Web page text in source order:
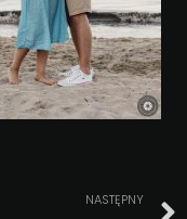
NASTĘPNY